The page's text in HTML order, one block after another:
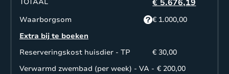
€ 5.676,19
Waarborgsom
€ 1.000,00
Extra bij te boeken
Reserveringskost huisdier - TP
€ 30,00
Verwarmd zwembad (per week) - VA - € 200,00